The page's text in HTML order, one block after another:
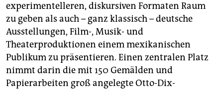
experimentelleren, diskursiven Formaten Raum
zu geben als auch – ganz klassisch – deutsche
Ausstellungen, Film-, Musik- und
Theaterproduktionen einem mexikanischen
Publikum zu präsentieren. Einen zentralen Platz
nimmt darin die mit 150 Gemälden und
Papierarbeiten groß angelegte Otto-Dix-